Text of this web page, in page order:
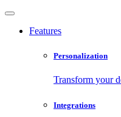
Features
Personalization
Transform your
Integrations